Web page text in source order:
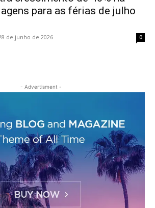
para as férias de julho
de junho de 2026 0
- Advertisment -